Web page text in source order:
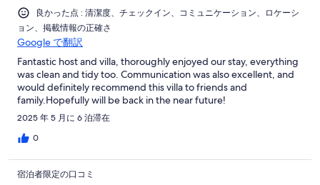
良かった点 : 清潔度、チェックイン、コミュニケーション、ロケーシ
ョン、掲載情報の正確さ
Google で翻訳
Fantastic host and villa, thoroughly enjoyed our stay, everything
was clean and tidy too. Communication was also excellent, and
would definitely recommend this villa to friends and
family.Hopefully will be back in the near future!
2025 年 5 月に 6 泊滞在
0
宿泊者限定の口コミ